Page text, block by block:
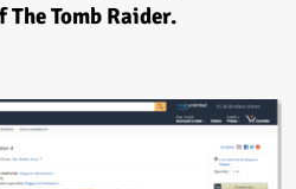
Tomb Raider.